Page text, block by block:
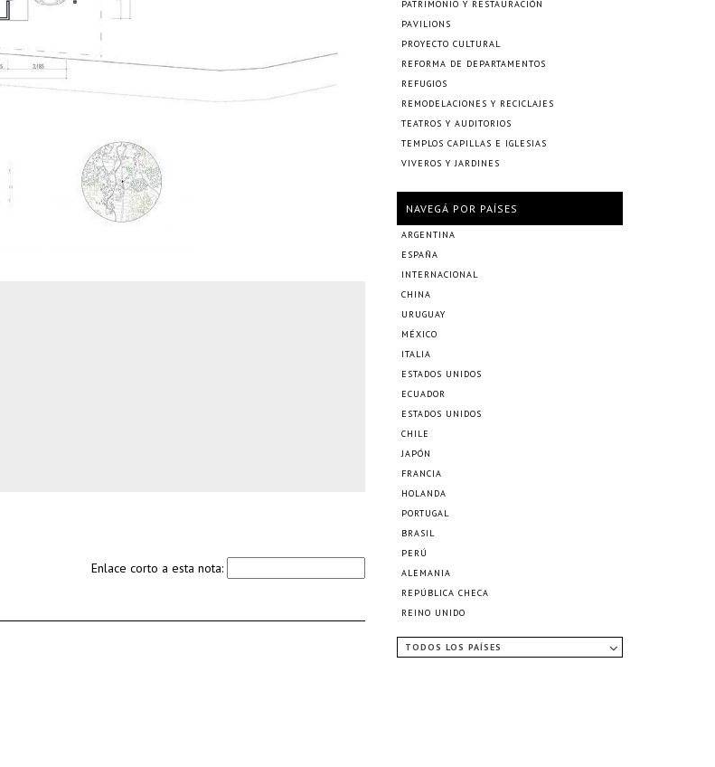
Enlace corto a esta nota:
PATRIMONIO Y RESTAURACIÓN
PAVILIONS
PROYECTO CULTURAL
REFORMA DE DEPARTAMENTOS
REFUGIOS
REMODELACIONES Y RECICLAJES
TEATROS Y AUDITORIOS
TEMPLOS CAPILLAS E IGLESIAS
VIVEROS Y JARDINES
NAVEGÁ POR PAÍSES
ARGENTINA
ESPAÑA
INTERNACIONAL
CHINA
URUGUAY
MÉXICO
ITALIA
ESTADOS UNIDOS
ECUADOR
ESTADOS UNIDOS
CHILE
JAPÓN
FRANCIA
HOLANDA
PORTUGAL
BRASIL
PERÚ
ALEMANIA
REPÚBLICA CHECA
REINO UNIDO
TODOS LOS PAÍSES